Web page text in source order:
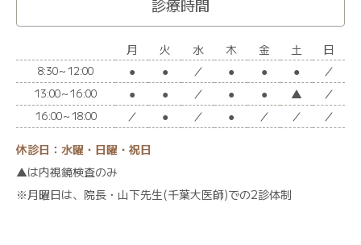
診療時間
月 火 水 木 金 土 日
8:30～12:00 ● ● ／ ● ● ● ／
13:00～16:00 ● ● ／ ● ● ▲ ／
16:00～18:00 ／ ● ／ ● ／ ／ ／
休診日：水曜・日曜・祝日
▲は内視鏡検査のみ
※月曜日は、院長・山下先生(千葉大医師)での2診体制